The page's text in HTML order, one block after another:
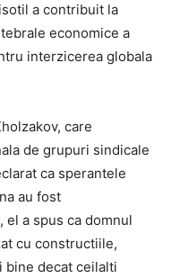
a contribuit la
economice a
interzicerea globala
care
de grupuri sindicale
ca sperantele
au fost
el a spus ca domnul
cu constructiile,
bine decat ceilalti